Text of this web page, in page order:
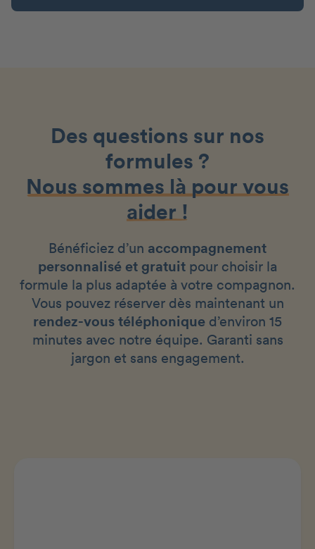
Des questions sur nos
formules ?
Nous sommes là pour vous
aider !
Bénéficiez d’un accompagnement
personnalisé et gratuit pour choisir la
formule la plus adaptée à votre compagnon.
Vous pouvez réserver dès maintenant un
rendez-vous téléphonique d’environ 15
minutes avec notre équipe. Garanti sans
jargon et sans engagement.